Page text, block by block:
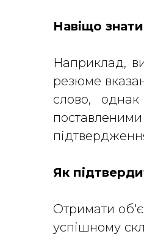
Навіщо знати
Наприклад,
резюме
слово,
Як
Отримати
успішному